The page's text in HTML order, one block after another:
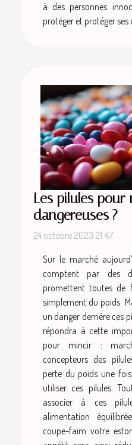
à des personnes
protéger et protéger ses
Les pilules
dangereuses ?
24 octobre 2023 21:47
Sur le marché
comptent par des
promettent toutes de
simplement du poids.
un danger derrière ces
répondra à cette
pour mincir :
concepteurs des
perte du poids une
utiliser ces pilules.
associer à ces
alimentation
coupe-faim votre